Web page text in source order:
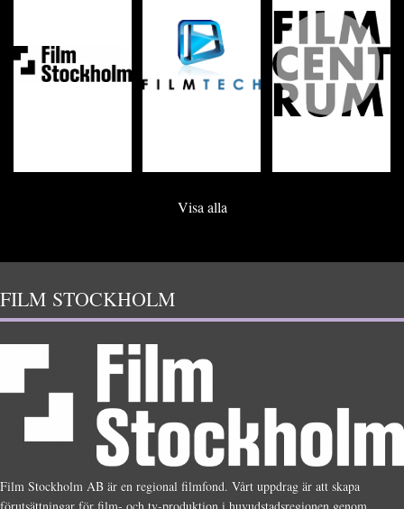
Visa alla
FILM STOCKHOLM
Film Stockholm AB är en regional filmfond. Vårt uppdrag är att skapa